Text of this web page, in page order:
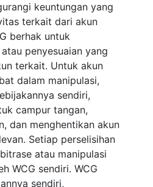
keuntungan yang
terkait dari akun
berhak untuk
penyesuaian yang
terkait. Untuk akun
dalam manipulasi,
sendiri,
campur tangan,
dan menghentikan akun
Setiap perselisihan
atau manipulasi
WCG sendiri. WCG
sendiri,